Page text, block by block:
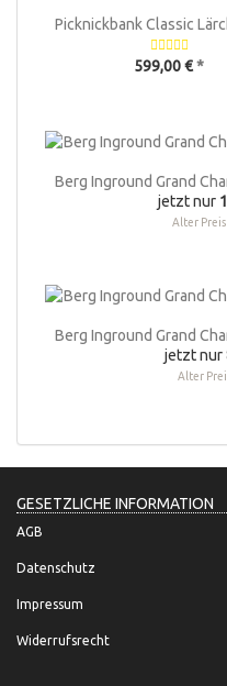
Picknickbank Classic
599,00 €*
Berg Inground Grand
jetzt nur
Alter
Berg Inground Grand
jetzt nur
Alter
GESETZLICHE INFORMATION
AGB
Datenschutz
Impressum
Widerrufsrecht